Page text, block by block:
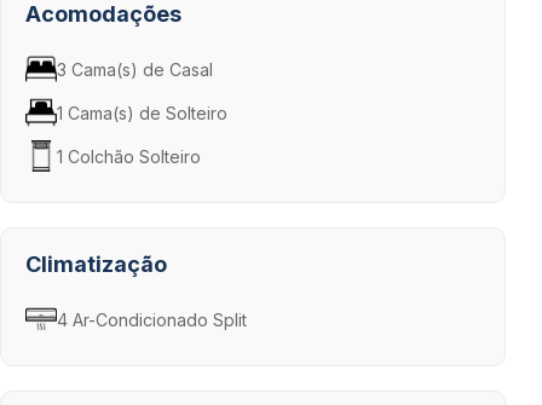
Acomodações
3 Cama(s) de Casal
1 Cama(s) de Solteiro
1 Colchão Solteiro
Climatização
4 Ar-Condicionado Split